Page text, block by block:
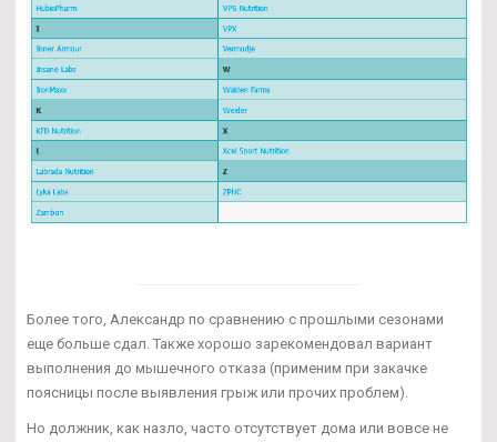
Более того, Александр по сравнению с прошлыми сезонами
еще больше сдал. Также хорошо зарекомендовал вариант
выполнения до мышечного отказа (применим при закачке
поясницы после выявления грыж или прочих проблем).
Но должник, как назло, часто отсутствует дома или вовсе не